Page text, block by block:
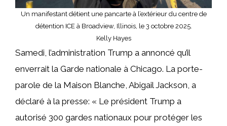
Un manifestant détient une pancarte à l’extérieur du centre de
détention ICE à Broadview, Illinois, le 3 octobre 2025.
Kelly Hayes
Samedi, l’administration Trump a annoncé qu’il
enverrait la Garde nationale à Chicago. La porte-
parole de la Maison Blanche, Abigail Jackson, a
déclaré à la presse: « Le président Trump a
autorisé 300 gardes nationaux pour protéger les